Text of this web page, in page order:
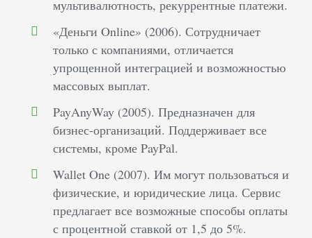
мультивалютность, рекуррентные платежи.
«Деньги Online» (2006). Сотрудничает
только с компаниями, отличается
упрощенной интеграцией и возможностью
массовых выплат.
PayAnyWay (2005). Предназначен для
бизнес-организаций. Поддерживает все
системы, кроме PayPal.
Wallet One (2007). Им могут пользоваться и
физические, и юридические лица. Сервис
предлагает все возможные способы оплаты
с процентной ставкой от 1,5 до 5%.